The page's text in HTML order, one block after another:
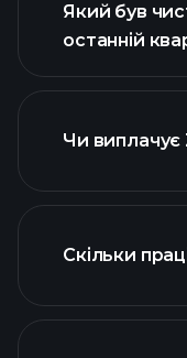
Який був
останній
Чи виплачує
Скільки